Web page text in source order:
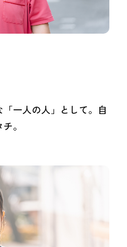
一人の人」として。自
。